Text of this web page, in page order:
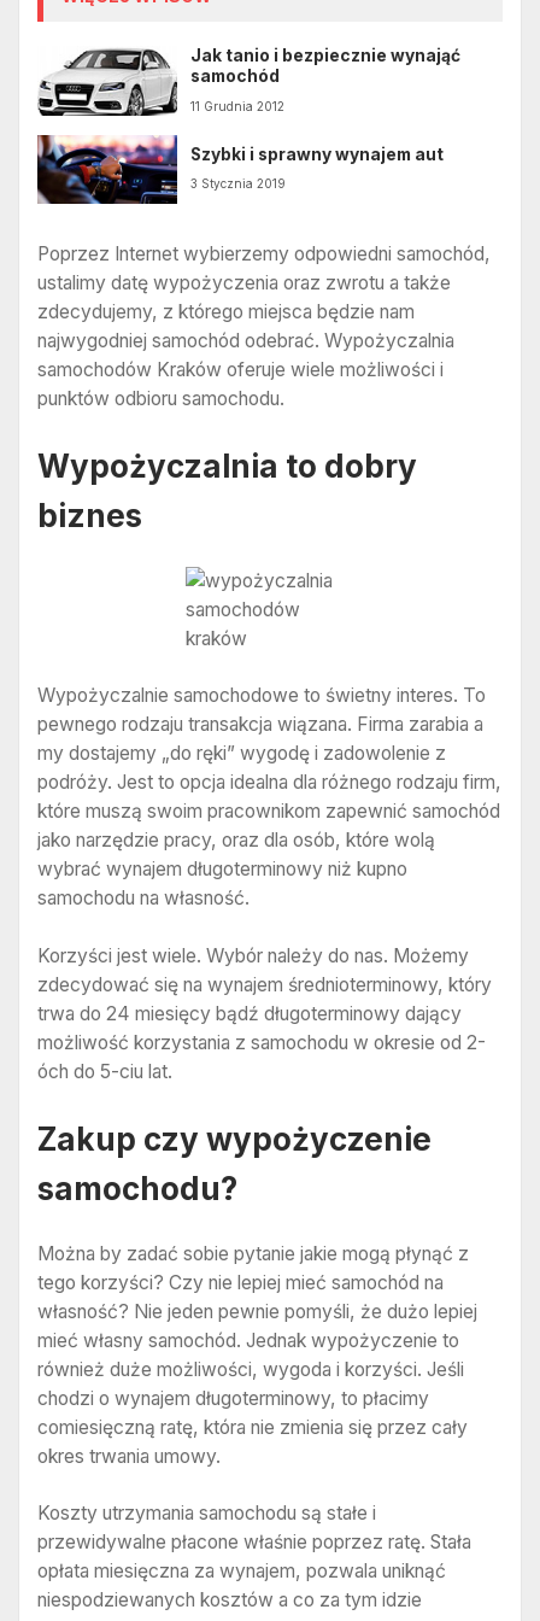
Jak tanio i bezpiecznie wynająć
samochód
11 Grudnia 2012
Szybki i sprawny wynajem aut
3 Stycznia 2019
Poprzez Internet wybierzemy odpowiedni samochód,
ustalimy datę wypożyczenia oraz zwrotu a także
zdecydujemy, z którego miejsca będzie nam
najwygodniej samochód odebrać. Wypożyczalnia
samochodów Kraków oferuje wiele możliwości i
punktów odbioru samochodu.
Wypożyczalnia to dobry
biznes
Wypożyczalnie samochodowe to świetny interes. To
pewnego rodzaju transakcja wiązana. Firma zarabia a
my dostajemy „do ręki” wygodę i zadowolenie z
podróży. Jest to opcja idealna dla różnego rodzaju firm,
które muszą swoim pracownikom zapewnić samochód
jako narzędzie pracy, oraz dla osób, które wolą
wybrać wynajem długoterminowy niż kupno
samochodu na własność.
Korzyści jest wiele. Wybór należy do nas. Możemy
zdecydować się na wynajem średnioterminowy, który
trwa do 24 miesięcy bądź długoterminowy dający
możliwość korzystania z samochodu w okresie od 2-
óch do 5-ciu lat.
Zakup czy wypożyczenie
samochodu?
Można by zadać sobie pytanie jakie mogą płynąć z
tego korzyści? Czy nie lepiej mieć samochód na
własność? Nie jeden pewnie pomyśli, że dużo lepiej
mieć własny samochód. Jednak wypożyczenie to
również duże możliwości, wygoda i korzyści. Jeśli
chodzi o wynajem długoterminowy, to płacimy
comiesięczną ratę, która nie zmienia się przez cały
okres trwania umowy.
Koszty utrzymania samochodu są stałe i
przewidywalne płacone właśnie poprzez ratę. Stała
opłata miesięczna za wynajem, pozwala uniknąć
niespodziewanych kosztów a co za tym idzie